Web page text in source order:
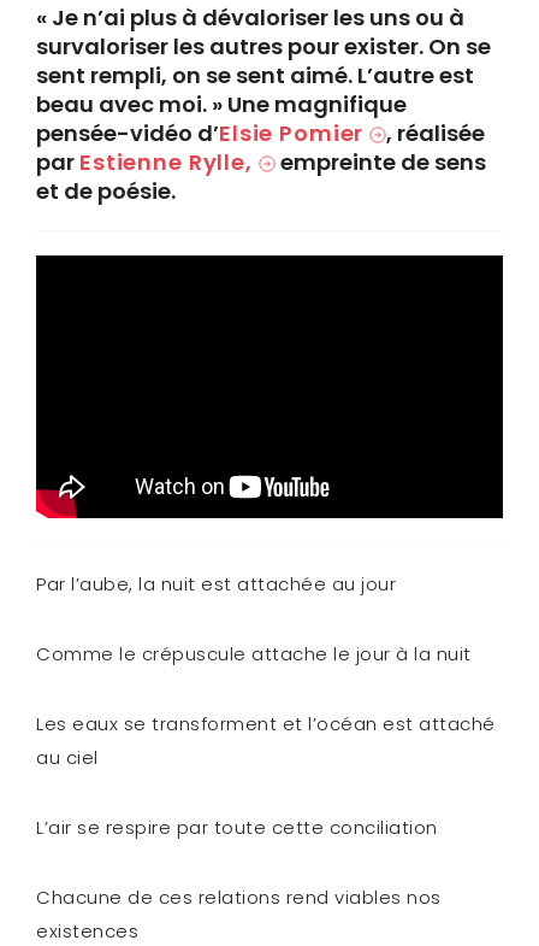
« Je n’ai plus à dévaloriser les uns ou à
survaloriser les autres pour exister. On se
sent rempli, on se sent aimé. L’autre est
beau avec moi. » Une magnifique
pensée-vidéo d’Elsie Pomier
, réalisée
par Estienne Rylle,
empreinte de sens
et de poésie.
Par l’aube, la nuit est attachée au jour
Comme le crépuscule attache le jour à la nuit
Les eaux se transforment et l’océan est attaché
au ciel
L’air se respire par toute cette conciliation
Chacune de ces relations rend viables nos
existences